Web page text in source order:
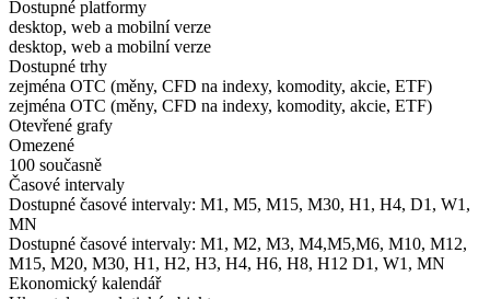
Dostupné platformy
desktop, web a mobilní verze
desktop, web a mobilní verze
Dostupné trhy
zejména OTC (měny, CFD na indexy, komodity, akcie, ETF)
zejména OTC (měny, CFD na indexy, komodity, akcie, ETF)
Otevřené grafy
Omezené
100 současně
Časové intervaly
Dostupné časové intervaly: M1, M5, M15, M30, H1, H4, D1, W1,
MN
Dostupné časové intervaly: M1, M2, M3, M4,M5,M6, M10, M12,
M15, M20, M30, H1, H2, H3, H4, H6, H8, H12 D1, W1, MN
Ekonomický kalendář